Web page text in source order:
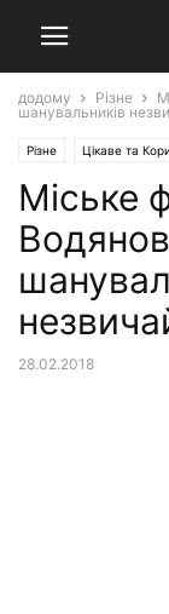
додому Різне
шанувальників
Різне Цікаве та
Міське
28.02.2018